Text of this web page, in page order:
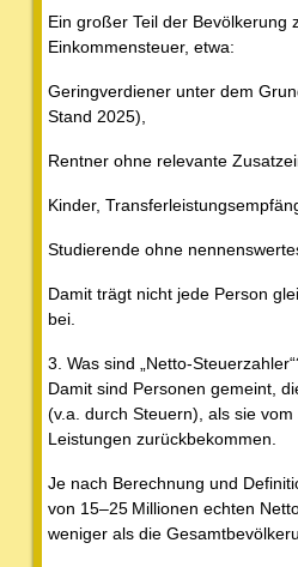
Ein großer Teil der Bevölkerung
Einkommensteuer, etwa:
Geringverdiener unter dem
Stand 2025),
Rentner ohne relevante
Kinder,
Studierende ohne
Damit trägt nicht jede Person
bei.
3. Was sind „Netto-
Damit sind Personen gemeint,
(v.a. durch Steuern), als sie
Leistungen zurückbekommen.
Je nach Berechnung und
von 15–25 Millionen echten
weniger als die